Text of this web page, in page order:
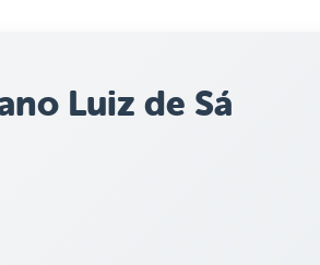
Luiz de Sá